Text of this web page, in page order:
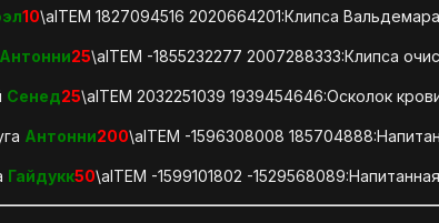
10\aITEM 1827094516 2020664201:Клипса
Антонни25\aITEM -1855232277 2007288333:Клипса
Сенед25\aITEM 2032251039 1939454646:Осколок
Антонни200\aITEM -1596308008
Гайдукк50\aITEM -1599101802 -